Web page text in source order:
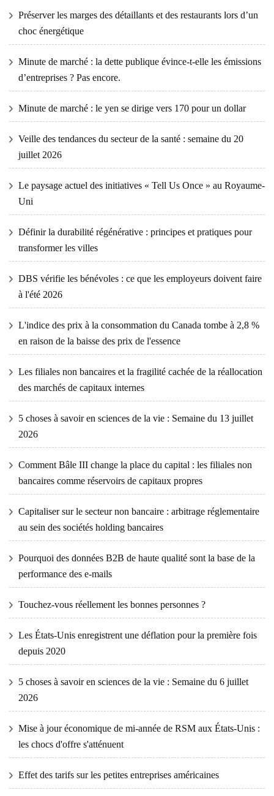
Préserver les marges des détaillants et des restaurants lors d’un
choc énergétique
Minute de marché : la dette publique évince-t-elle les émissions
d’entreprises ? Pas encore.
Minute de marché : le yen se dirige vers 170 pour un dollar
Veille des tendances du secteur de la santé : semaine du 20
juillet 2026
Le paysage actuel des initiatives « Tell Us Once » au Royaume-
Uni
Définir la durabilité régénérative : principes et pratiques pour
transformer les villes
DBS vérifie les bénévoles : ce que les employeurs doivent faire
à l'été 2026
L'indice des prix à la consommation du Canada tombe à 2,8 %
en raison de la baisse des prix de l'essence
Les filiales non bancaires et la fragilité cachée de la réallocation
des marchés de capitaux internes
5 choses à savoir en sciences de la vie : Semaine du 13 juillet
2026
Comment Bâle III change la place du capital : les filiales non
bancaires comme réservoirs de capitaux propres
Capitaliser sur le secteur non bancaire : arbitrage réglementaire
au sein des sociétés holding bancaires
Pourquoi des données B2B de haute qualité sont la base de la
performance des e-mails
Touchez-vous réellement les bonnes personnes ?
Les États-Unis enregistrent une déflation pour la première fois
depuis 2020
5 choses à savoir en sciences de la vie : Semaine du 6 juillet
2026
Mise à jour économique de mi-année de RSM aux États-Unis :
les chocs d'offre s'atténuent
Effet des tarifs sur les petites entreprises américaines